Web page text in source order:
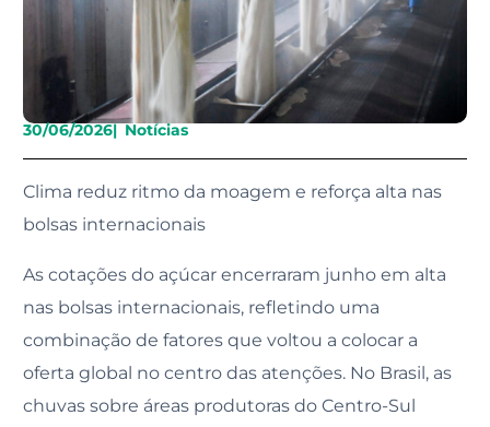
30/06/2026| Notícias
Clima reduz ritmo da moagem e reforça alta nas
bolsas internacionais
As cotações do açúcar encerraram junho em alta
nas bolsas internacionais, refletindo uma
combinação de fatores que voltou a colocar a
oferta global no centro das atenções. No Brasil, as
chuvas sobre áreas produtoras do Centro-Sul